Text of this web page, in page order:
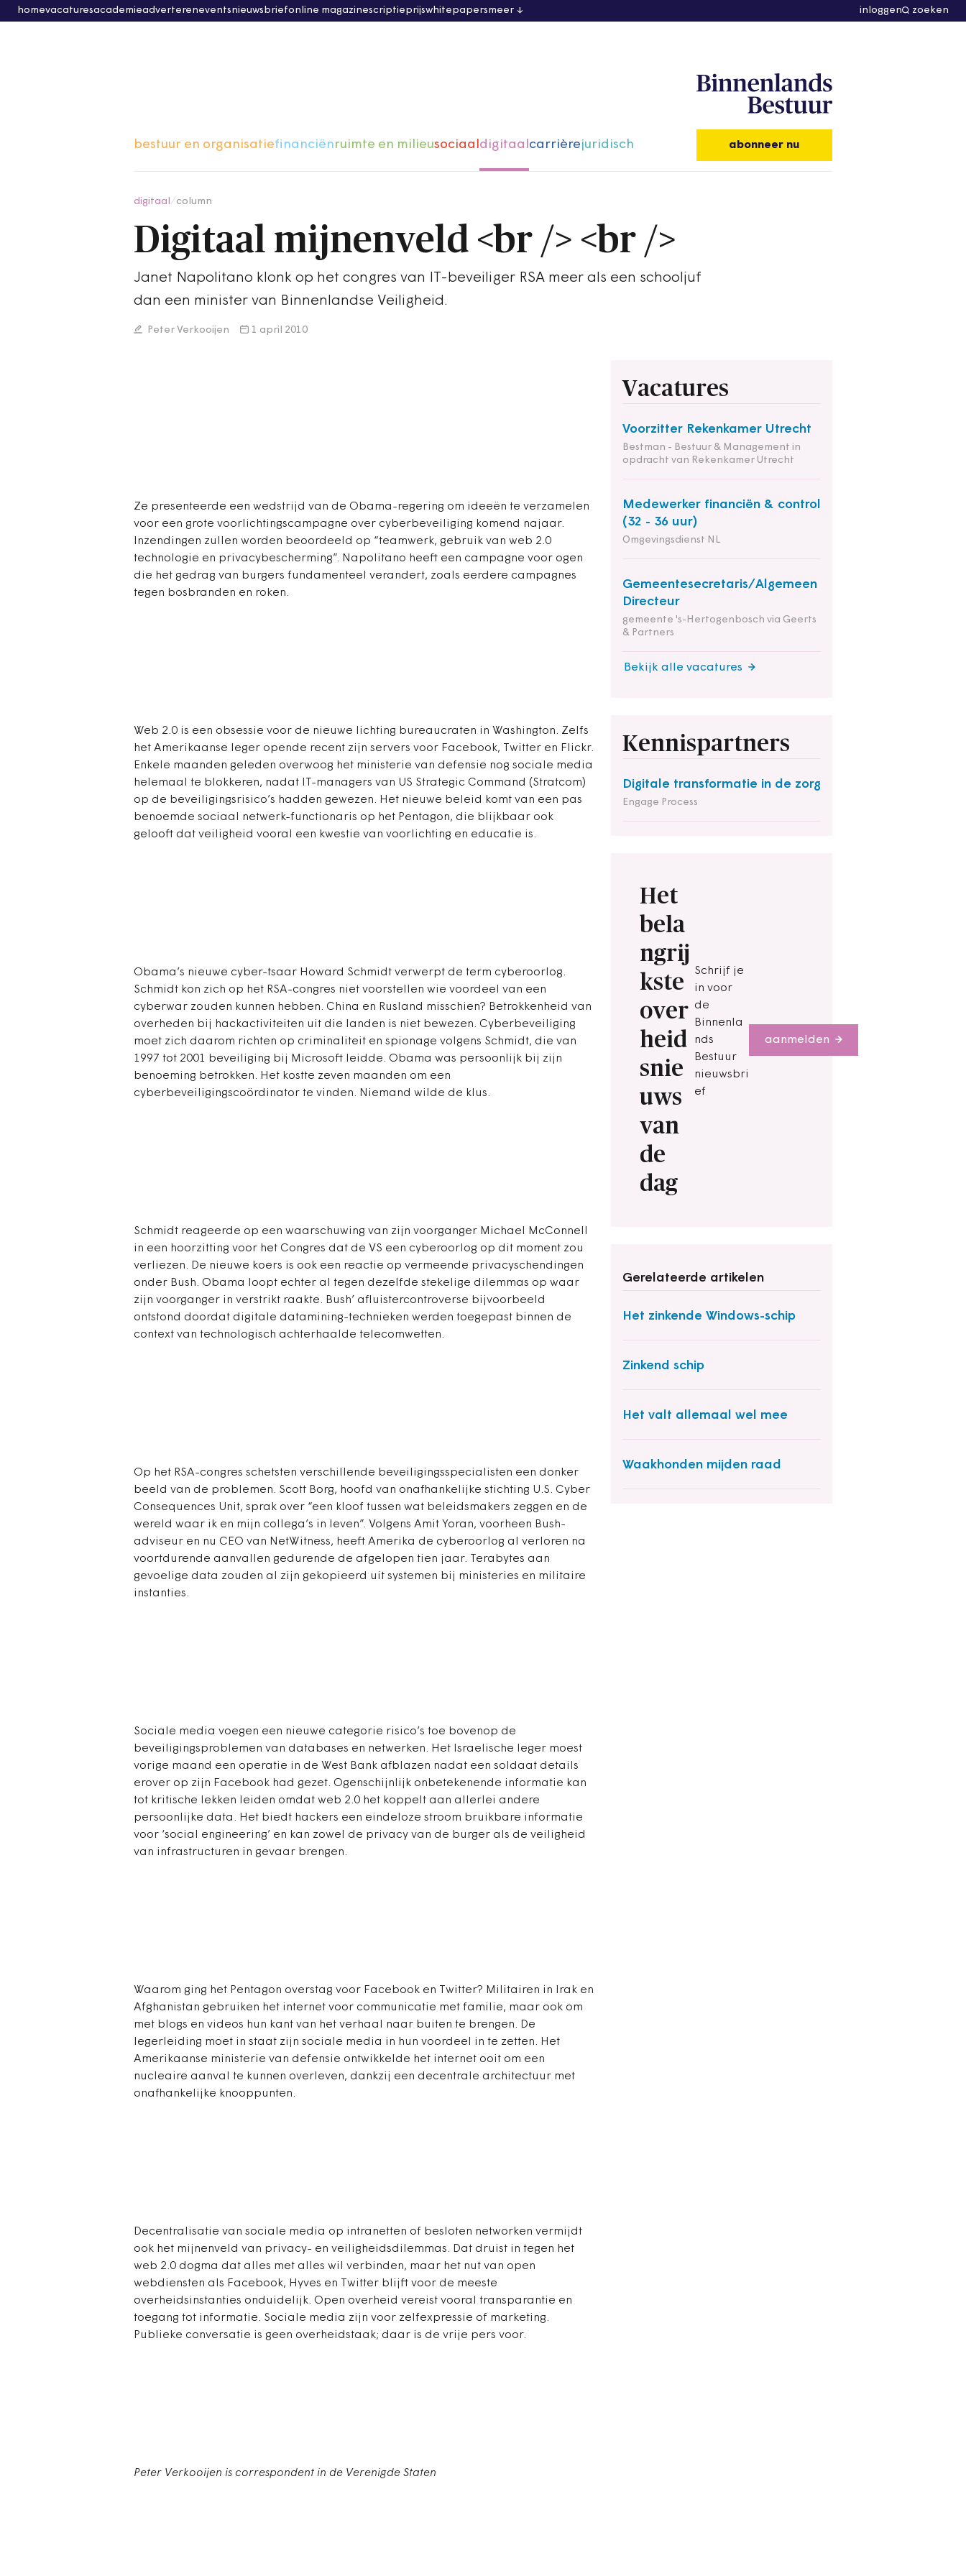
homevacaturesacademieadvertereneventsnieuwsbriefonline magazinescriptieprijswhitepapersmeer inloggen zoeken
bestuur en organisatiefinanciënruimte en milieusociaaldigitaalcarrièrejuridisch abonneer nu
digitaal column
Digitaal mijnenveld <br /> <br />
Janet Napolitano klonk op het congres van IT-beveiliger RSA meer als een schooljuf
dan een minister van Binnenlandse Veiligheid.
Peter Verkooijen 1 april 2010
Vacatures
Voorzitter Rekenkamer Utrecht
Bestman - Bestuur & Management in
opdracht van Rekenkamer Utrecht
Medewerker financiën & control
(32 - 36 uur)
Omgevingsdienst NL
Gemeentesecretaris/Algemeen
Directeur
gemeente 's-Hertogenbosch via Geerts
& Partners
Bekijk alle vacatures
Kennispartners
Digitale transformatie in de zorg
Engage Process
Het
bela
ngrij
kste
over
heid
snie
uws
van
de
dag
Schrijf je
in voor
de
Binnenla
nds
Bestuur
nieuwsbri
ef
aanmelden
Gerelateerde artikelen
Het zinkende Windows-schip
Zinkend schip
Het valt allemaal wel mee
Waakhonden mijden raad
Ze presenteerde een wedstrijd van de Obama-regering om ideeën te verzamelen
voor een grote voorlichtingscampagne over cyberbeveiliging komend najaar.
Inzendingen zullen worden beoordeeld op “teamwerk, gebruik van web 2.0
technologie en privacybescherming”. Napolitano heeft een campagne voor ogen
die het gedrag van burgers fundamenteel verandert, zoals eerdere campagnes
tegen bosbranden en roken.
Web 2.0 is een obsessie voor de nieuwe lichting bureaucraten in Washington. Zelfs
het Amerikaanse leger opende recent zijn servers voor Facebook, Twitter en Flickr.
Enkele maanden geleden overwoog het ministerie van defensie nog sociale media
helemaal te blokkeren, nadat IT-managers van US Strategic Command (Stratcom)
op de beveiligingsrisico’s hadden gewezen. Het nieuwe beleid komt van een pas
benoemde sociaal netwerk-functionaris op het Pentagon, die blijkbaar ook
gelooft dat veiligheid vooral een kwestie van voorlichting en educatie is.
Obama’s nieuwe cyber-tsaar Howard Schmidt verwerpt de term cyberoorlog.
Schmidt kon zich op het RSA-congres niet voorstellen wie voordeel van een
cyberwar zouden kunnen hebben. China en Rusland misschien? Betrokkenheid van
overheden bij hackactiviteiten uit die landen is niet bewezen. Cyberbeveiliging
moet zich daarom richten op criminaliteit en spionage volgens Schmidt, die van
1997 tot 2001 beveiliging bij Microsoft leidde. Obama was persoonlijk bij zijn
benoeming betrokken. Het kostte zeven maanden om een
cyberbeveiligingscoördinator te vinden. Niemand wilde de klus.
Schmidt reageerde op een waarschuwing van zijn voorganger Michael McConnell
in een hoorzitting voor het Congres dat de VS een cyberoorlog op dit moment zou
verliezen. De nieuwe koers is ook een reactie op vermeende privacyschendingen
onder Bush. Obama loopt echter al tegen dezelfde stekelige dilemmas op waar
zijn voorganger in verstrikt raakte. Bush’ afluistercontroverse bijvoorbeeld
ontstond doordat digitale datamining-technieken werden toegepast binnen de
context van technologisch achterhaalde telecomwetten.
Op het RSA-congres schetsten verschillende beveiligingsspecialisten een donker
beeld van de problemen. Scott Borg, hoofd van onafhankelijke stichting U.S. Cyber
Consequences Unit, sprak over “een kloof tussen wat beleidsmakers zeggen en de
wereld waar ik en mijn collega’s in leven”. Volgens Amit Yoran, voorheen Bush-
adviseur en nu CEO van NetWitness, heeft Amerika de cyberoorlog al verloren na
voortdurende aanvallen gedurende de afgelopen tien jaar. Terabytes aan
gevoelige data zouden al zijn gekopieerd uit systemen bij ministeries en militaire
instanties.
Sociale media voegen een nieuwe categorie risico’s toe bovenop de
beveiligingsproblemen van databases en netwerken. Het Israelische leger moest
vorige maand een operatie in de West Bank afblazen nadat een soldaat details
erover op zijn Facebook had gezet. Ogenschijnlijk onbetekenende informatie kan
tot kritische lekken leiden omdat web 2.0 het koppelt aan allerlei andere
persoonlijke data. Het biedt hackers een eindeloze stroom bruikbare informatie
voor ‘social engineering’ en kan zowel de privacy van de burger als de veiligheid
van infrastructuren in gevaar brengen.
Waarom ging het Pentagon overstag voor Facebook en Twitter? Militairen in Irak en
Afghanistan gebruiken het internet voor communicatie met familie, maar ook om
met blogs en videos hun kant van het verhaal naar buiten te brengen. De
legerleiding moet in staat zijn sociale media in hun voordeel in te zetten. Het
Amerikaanse ministerie van defensie ontwikkelde het internet ooit om een
nucleaire aanval te kunnen overleven, dankzij een decentrale architectuur met
onafhankelijke knooppunten.
Decentralisatie van sociale media op intranetten of besloten networken vermijdt
ook het mijnenveld van privacy- en veiligheidsdilemmas. Dat druist in tegen het
web 2.0 dogma dat alles met alles wil verbinden, maar het nut van open
webdiensten als Facebook, Hyves en Twitter blijft voor de meeste
overheidsinstanties onduidelijk. Open overheid vereist vooral transparantie en
toegang tot informatie. Sociale media zijn voor zelfexpressie of marketing.
Publieke conversatie is geen overheidstaak; daar is de vrije pers voor.
Peter Verkooijen is correspondent in de Verenigde Staten